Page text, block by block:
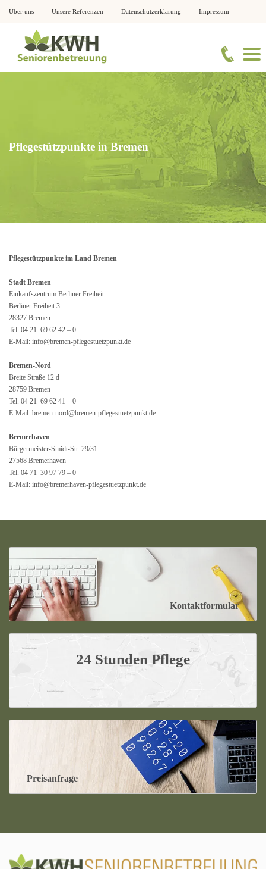
Über uns Unsere Referenzen Datenschutzerklärung Impressum
Pflegestützpunkte in Bremen
Pflegestützpunkte im Land Bremen
Stadt Bremen
Einkaufszentrum Berliner Freiheit
Berliner Freiheit 3
28327 Bremen
Tel. 04 21 69 62 42 – 0
E-Mail: info@bremen-pflegestuetzpunkt.de
Bremen-Nord
Breite Straße 12 d
28759 Bremen
Tel. 04 21 69 62 41 – 0
E-Mail: bremen-nord@bremen-pflegestuetzpunkt.de
Bremerhaven
Bürgermeister-Smidt-Str. 29/31
27568 Bremerhaven
Tel. 04 71 30 97 79 – 0
E-Mail: info@bremerhaven-pflegestuetzpunkt.de
Kontaktformular
24 Stunden Pflege
Preisanfrage